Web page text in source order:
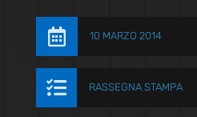
 10 MARZO 2014
 RASSEGNA STAMPA